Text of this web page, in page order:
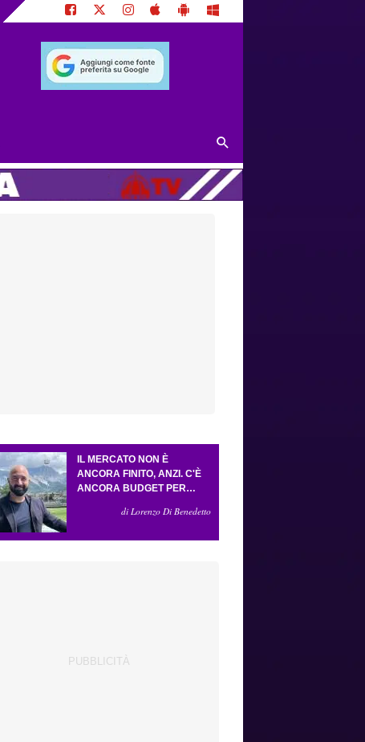
IL MERCATO NON È
ANCORA FINITO, ANZI. C'È
ANCORA BUDGET PER
COLPO IMPORTANTE E
di Lorenzo Di Benedetto